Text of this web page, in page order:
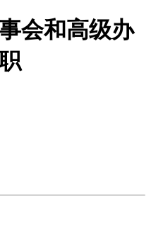
会和高级办